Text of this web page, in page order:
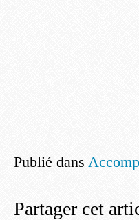
Publié dans
Partager cet